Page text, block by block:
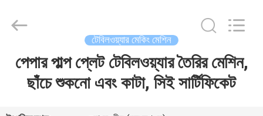
বাড়ি
Equipment
Reserved.
টেবিলওয়্যার মেকিং মেশিন
পেপার পাল্প প্লেট টেবিলওয়্যার তৈরির মেশিন,
ছাঁচে শুকনো এবং কাটা, সিই সার্টিফিকেট